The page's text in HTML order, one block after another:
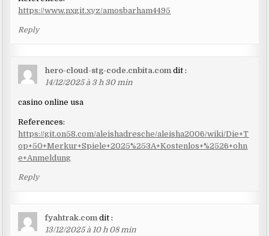
https://www.nxgit.xyz/amosbarham4495
Reply
hero-cloud-stg-code.cnbita.com dit :
14/12/2025 à 3 h 30 min
casino online usa
References:
https://git.on58.com/aleishadresche/aleisha2006/wiki/Die+T
op+50+Merkur+Spiele+2025%253A+Kostenlos+%2526+ohn
e+Anmeldung
Reply
fyahtrak.com dit :
13/12/2025 à 10 h 08 min